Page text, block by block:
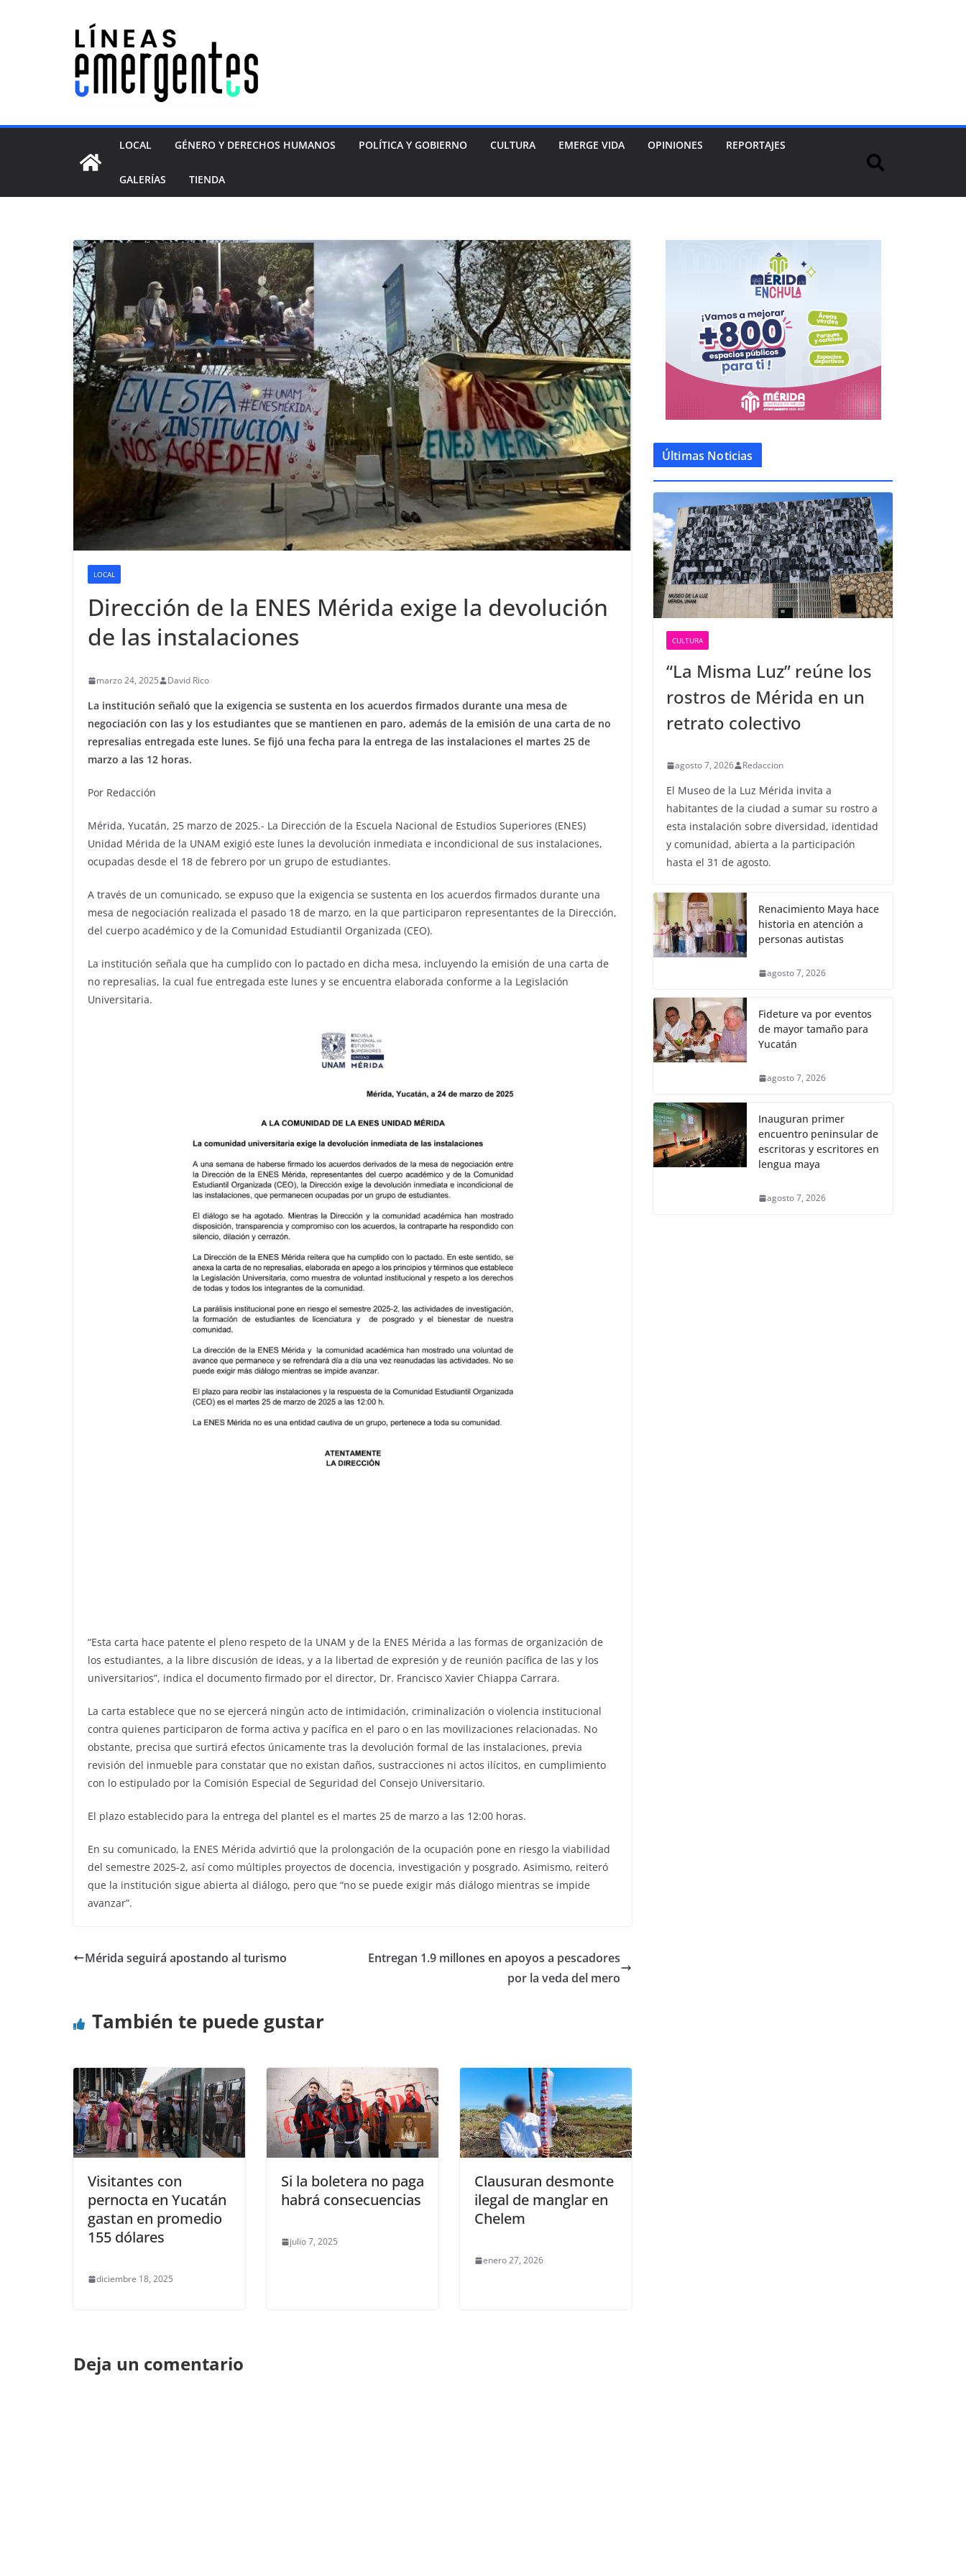
LOCAL GÉNERO Y DERECHOS HUMANOS POLÍTICA Y GOBIERNO CULTURA EMERGE VIDA OPINIONES REPORTAJES
GALERÍAS TIENDA
LOCAL
Dirección de la ENES Mérida exige la devolución
de las instalaciones
marzo 24, 2025 David Rico
La institución señaló que la exigencia se sustenta en los acuerdos firmados durante una mesa de
negociación con las y los estudiantes que se mantienen en paro, además de la emisión de una carta de no
represalias entregada este lunes. Se fijó una fecha para la entrega de las instalaciones el martes 25 de
marzo a las 12 horas.
Por Redacción
Mérida, Yucatán, 25 marzo de 2025.- La Dirección de la Escuela Nacional de Estudios Superiores (ENES)
Unidad Mérida de la UNAM exigió este lunes la devolución inmediata e incondicional de sus instalaciones,
ocupadas desde el 18 de febrero por un grupo de estudiantes.
A través de un comunicado, se expuso que la exigencia se sustenta en los acuerdos firmados durante una
mesa de negociación realizada el pasado 18 de marzo, en la que participaron representantes de la Dirección,
del cuerpo académico y de la Comunidad Estudiantil Organizada (CEO).
La institución señala que ha cumplido con lo pactado en dicha mesa, incluyendo la emisión de una carta de
no represalias, la cual fue entregada este lunes y se encuentra elaborada conforme a la Legislación
Universitaria.
“Esta carta hace patente el pleno respeto de la UNAM y de la ENES Mérida a las formas de organización de
los estudiantes, a la libre discusión de ideas, y a la libertad de expresión y de reunión pacífica de las y los
universitarios”, indica el documento firmado por el director, Dr. Francisco Xavier Chiappa Carrara.
La carta establece que no se ejercerá ningún acto de intimidación, criminalización o violencia institucional
contra quienes participaron de forma activa y pacífica en el paro o en las movilizaciones relacionadas. No
obstante, precisa que surtirá efectos únicamente tras la devolución formal de las instalaciones, previa
revisión del inmueble para constatar que no existan daños, sustracciones ni actos ilícitos, en cumplimiento
con lo estipulado por la Comisión Especial de Seguridad del Consejo Universitario.
El plazo establecido para la entrega del plantel es el martes 25 de marzo a las 12:00 horas.
En su comunicado, la ENES Mérida advirtió que la prolongación de la ocupación pone en riesgo la viabilidad
del semestre 2025-2, así como múltiples proyectos de docencia, investigación y posgrado. Asimismo, reiteró
que la institución sigue abierta al diálogo, pero que “no se puede exigir más diálogo mientras se impide
avanzar”.
Mérida seguirá apostando al turismo
Entregan 1.9 millones en apoyos a pescadores
por la veda del mero
También te puede gustar
Visitantes con
pernocta en Yucatán
gastan en promedio
155 dólares
diciembre 18, 2025
Si la boletera no paga
habrá consecuencias
julio 7, 2025
Clausuran desmonte
ilegal de manglar en
Chelem
enero 27, 2026
Deja un comentario
Últimas Noticias
CULTURA
“La Misma Luz” reúne los
rostros de Mérida en un
retrato colectivo
agosto 7, 2026 Redaccion
El Museo de la Luz Mérida invita a
habitantes de la ciudad a sumar su rostro a
esta instalación sobre diversidad, identidad
y comunidad, abierta a la participación
hasta el 31 de agosto.
Renacimiento Maya hace
historia en atención a
personas autistas
agosto 7, 2026
Fideture va por eventos
de mayor tamaño para
Yucatán
agosto 7, 2026
Inauguran primer
encuentro peninsular de
escritoras y escritores en
lengua maya
agosto 7, 2026